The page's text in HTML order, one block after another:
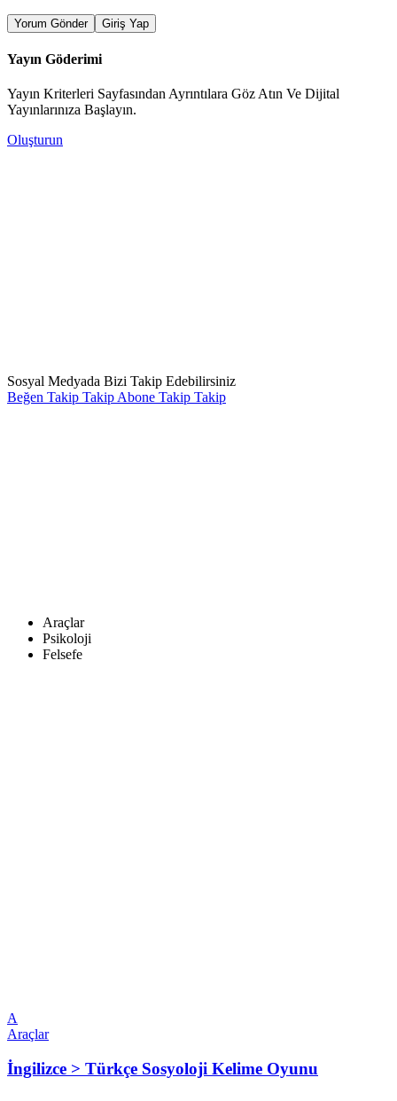
Yorum Gönder Giriş Yap
Yayın Göderimi
Yayın Kriterleri Sayfasından Ayrıntılara Göz Atın Ve Dijital
Yayınlarınıza Başlayın.
Oluşturun
Sosyal Medyada Bizi Takip Edebilirsiniz
Beğen Takip Takip Abone Takip Takip
Araçlar
Psikoloji
Felsefe
A
Araçlar
İngilizce > Türkçe Sosyoloji Kelime Oyunu